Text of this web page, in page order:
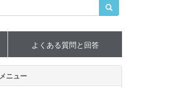
よくある質問と回答
メニュー